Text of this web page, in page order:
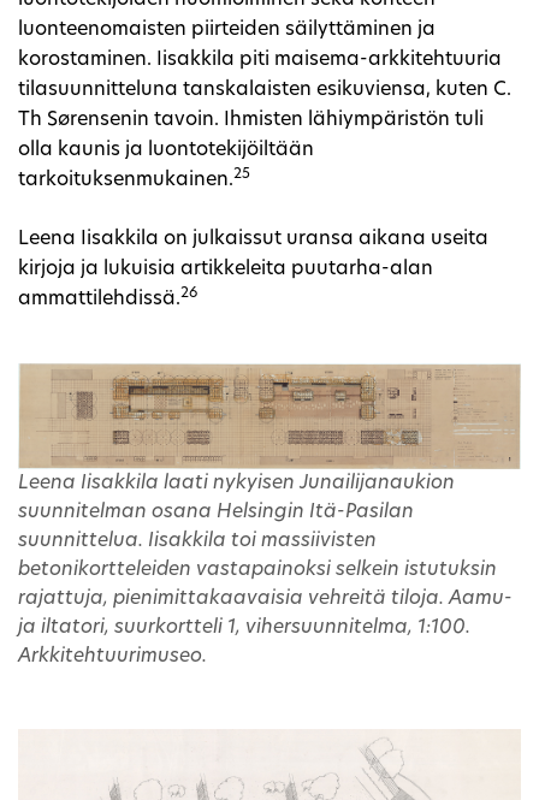
luonteenomaisten piirteiden säilyttäminen ja
korostaminen. Iisakkila piti maisema-arkkitehtuuria
tilasuunnitteluna tanskalaisten esikuviensa, kuten C.
Th Sørensenin tavoin. Ihmisten lähiympäristön tuli
olla kaunis ja luontotekijöiltään
tarkoituksenmukainen.25
Leena Iisakkila on julkaissut uransa aikana useita
kirjoja ja lukuisia artikkeleita puutarha-alan
ammattilehdissä.26
Leena Iisakkila laati nykyisen Junailijanaukion
suunnitelman osana Helsingin Itä-Pasilan
suunnittelua. Iisakkila toi massiivisten
betonikortteleiden vastapainoksi selkein istutuksin
rajattuja, pienimittakaavaisia vehreitä tiloja. Aamu-
ja iltatori, suurkortteli 1, vihersuunnitelma, 1:100.
Arkkitehtuurimuseo.